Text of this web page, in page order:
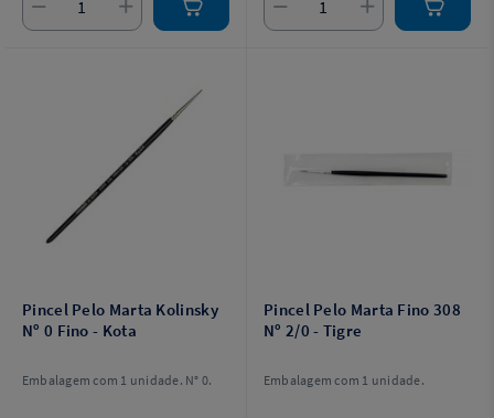
Pincel Pelo Marta Kolinsky
Nº 0 Fino - Kota
Embalagem com 1 unidade. N° 0.
Pincel Pelo Marta Fino 308
Nº 2/0 - Tigre
Embalagem com 1 unidade.